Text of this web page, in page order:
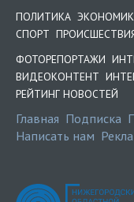
ПОЛИТИКА
СПОРТ
ФОТОРЕПОРТАЖИ
ВИДЕОКОНТЕНТ
РЕЙТИНГ НОВОСТЕЙ
Главная Подписка
Написать нам